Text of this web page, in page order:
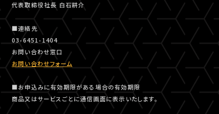
代表取締役社長 白石耕介
■連絡先
03-6451-1404
お問い合わせ窓口
お問い合わせフォーム
■お申込みに有効期限がある場合の有効期限
商品又はサービスごとに通信画面に表示いたします。